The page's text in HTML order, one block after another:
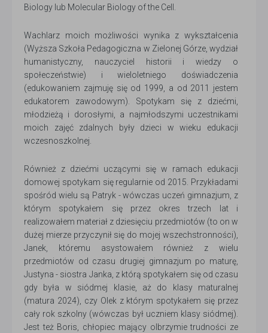
Biology lub Molecular Biology of the Cell.
Wachlarz moich możliwości wynika z wykształcenia
(Wyższa Szkoła Pedagogiczna w Zielonej Górze, wydział
humanistyczny, nauczyciel historii i wiedzy o
społeczeństwie) i wieloletniego doświadczenia
(edukowaniem zajmuję się od 1999, a od 2011 jestem
edukatorem zawodowym). Spotykam się z dziećmi,
młodzieżą i dorosłymi, a najmłodszymi uczestnikami
moich zajęć zdalnych były dzieci w wieku edukacji
wczesnoszkolnej.
Również z dziećmi uczącymi się w ramach edukacji
domowej spotykam się regularnie od 2015. Przykładami
spośród wielu są Patryk - wówczas uczeń gimnazjum, z
którym spotykałem się przez okres trzech lat i
realizowałem materiał z dziesięciu przedmiotów (to on w
dużej mierze przyczynił się do mojej wszechstronności),
Janek, któremu asystowałem również z wielu
przedmiotów od czasu drugiej gimnazjum po maturę,
Justyna - siostra Janka, z którą spotykałem się od czasu
gdy była w siódmej klasie, aż do klasy maturalnej
(matura 2024), czy Olek z którym spotykałem się przez
cały rok szkolny (wówczas był uczniem klasy siódmej).
Jest też Boris, chłopiec mający olbrzymie trudności ze